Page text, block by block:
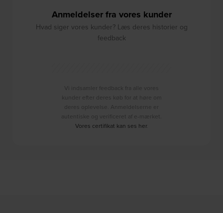
Anmeldelser fra vores kunder
Hvad siger vores kunder? Læs deres historier og
feedback
Vi indsamler feedback fra alle vores
kunder efter deres køb for at høre om
deres oplevelse. Anmeldelserne er
autentiske og verificeret af e-mærket.
Vores certifikat kan ses her.